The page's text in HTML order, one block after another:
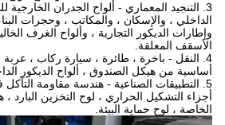
3. التنجيد المعماري - ألواح الجدران الخارجية
الداخلي ، والإسكان ، والمكاتب ، وحجرات
وإطارات الديكور التجارية ، وألواح الغرف
الأسقف المعلقة.
4. النقل - باخرة ، طائرة ، سيارة ركاب ،
أساسية من هيكل الصندوق ، ألواح الديكور
5. التطبيقات الصناعية - هندسة مقاومة التآكل
أجزاء التشكيل الحراري ، لوح التخزين البارد ،
الخاصة ، لوح حماية البيئة.